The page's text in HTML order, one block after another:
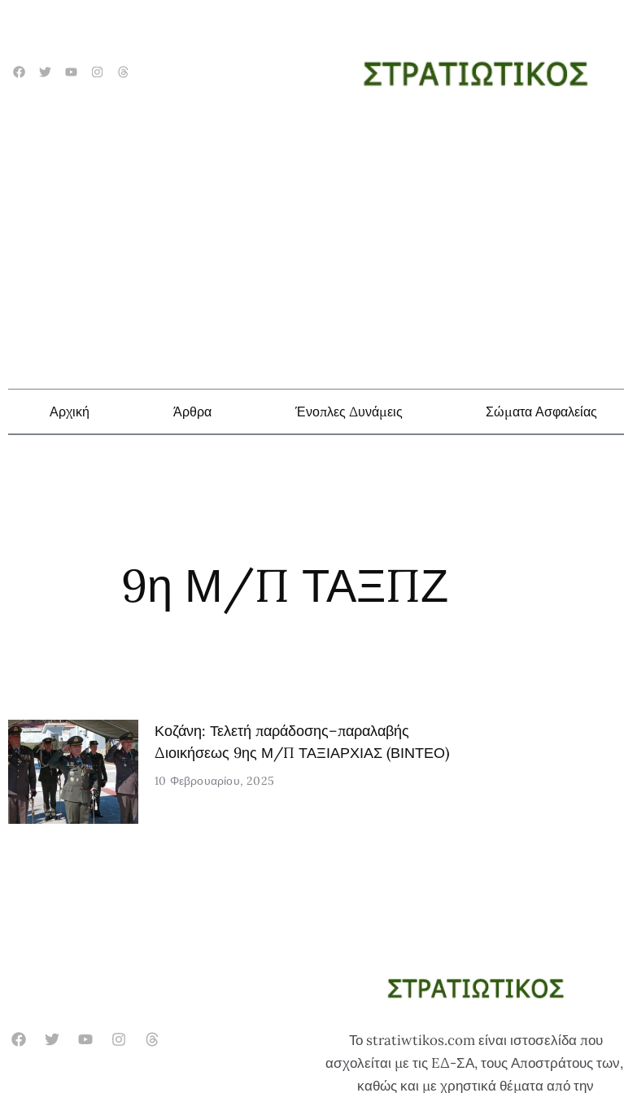
Αρχική Άρθρα Ένοπλες Δυνάμεις Σώματα Ασφαλείας
9η Μ/Π ΤΑΞΠΖ
Κοζάνη: Τελετή παράδοσης–παραλαβής
Διοικήσεως 9ης Μ/Π ΤΑΞΙΑΡΧΙΑΣ (ΒΙΝΤΕΟ)
10 Φεβρουαρίου, 2025
Το stratiwtikos.com είναι ιστοσελίδα που
ασχολείται με τις EΔ-ΣΑ, τους Αποστράτους των,
καθώς και με χρηστικά θέματα από την